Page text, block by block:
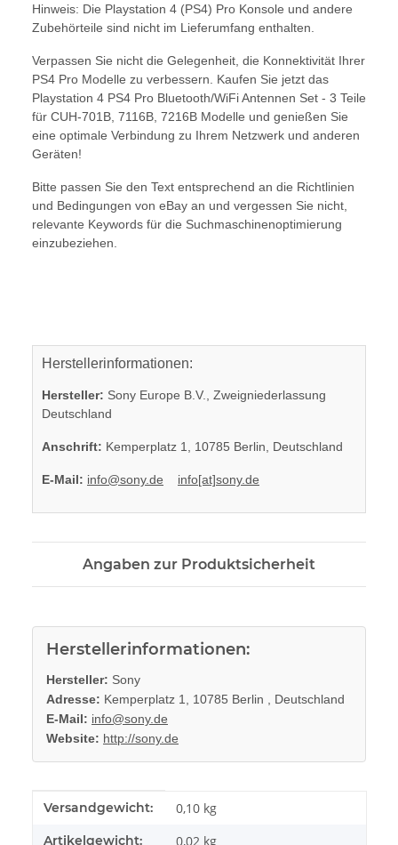
Hinweis: Die Playstation 4 (PS4) Pro Konsole und andere
Zubehörteile sind nicht im Lieferumfang enthalten.
Verpassen Sie nicht die Gelegenheit, die Konnektivität Ihrer
PS4 Pro Modelle zu verbessern. Kaufen Sie jetzt das
Playstation 4 PS4 Pro Bluetooth/WiFi Antennen Set - 3 Teile
für CUH-701B, 7116B, 7216B Modelle und genießen Sie
eine optimale Verbindung zu Ihrem Netzwerk und anderen
Geräten!
Bitte passen Sie den Text entsprechend an die Richtlinien
und Bedingungen von eBay an und vergessen Sie nicht,
relevante Keywords für die Suchmaschinenoptimierung
einzubeziehen.
Herstellerinformationen:
Hersteller: Sony Europe B.V., Zweigniederlassung
Deutschland
Anschrift: Kemperplatz 1, 10785 Berlin, Deutschland
E-Mail: info@sony.de info[at]sony.de
Angaben zur Produktsicherheit
Herstellerinformationen:
Hersteller: Sony
Adresse: Kemperplatz 1, 10785 Berlin , Deutschland
E-Mail: info@sony.de
Website: http://sony.de
Produkteigenschaft
Wert
Versandgewicht: 0,10 kg
Artikelgewicht: 0,02 kg